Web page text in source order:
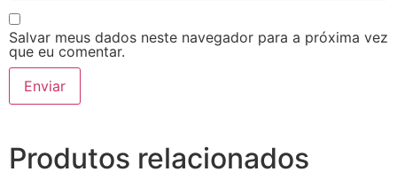
Salvar meus dados neste navegador para a próxima vez
que eu comentar.
Produtos relacionados